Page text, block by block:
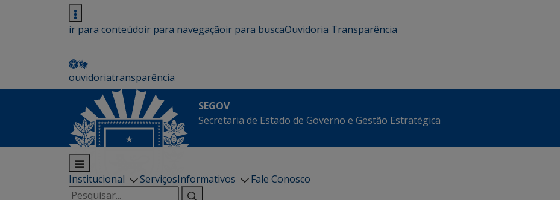
ir para conteúdoir para navegaçãoir para buscaOuvidoria Transparência
ouvidoriatransparência
SEGOV
Secretaria de Estado de Governo e Gestão Estratégica
Institucional ServiçosInformativos
Fale Conosco
Pesquisar